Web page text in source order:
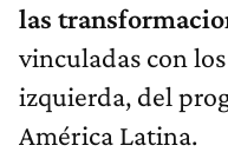
las
vinculadas con
izquierda, del
América Latina.